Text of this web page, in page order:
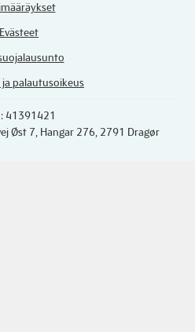
Evästeet
ja palautusoikeus
41391421
Øst 7, Hangar 276, 2791 Dragør